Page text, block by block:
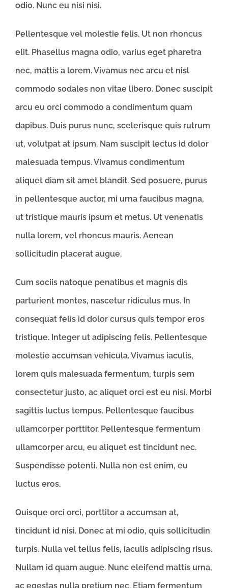
odio. Nunc eu nisi nisi.
Pellentesque vel molestie felis. Ut non rhoncus
elit. Phasellus magna odio, varius eget pharetra
nec, mattis a lorem. Vivamus nec arcu et nisl
commodo sodales non vitae libero. Donec suscipit
arcu eu orci commodo a condimentum quam
dapibus. Duis purus nunc, scelerisque quis rutrum
ut, volutpat at ipsum. Nam suscipit lectus id dolor
malesuada tempus. Vivamus condimentum
aliquet diam sit amet blandit. Sed posuere, purus
in pellentesque auctor, mi urna faucibus magna,
ut tristique mauris ipsum et metus. Ut venenatis
nulla lorem, vel rhoncus mauris. Aenean
sollicitudin placerat augue.
Cum sociis natoque penatibus et magnis dis
parturient montes, nascetur ridiculus mus. In
consequat felis id dolor cursus quis tempor eros
tristique. Integer ut adipiscing felis. Pellentesque
molestie accumsan vehicula. Vivamus iaculis,
lorem quis malesuada fermentum, turpis sem
consectetur justo, ac aliquet orci est eu nisi. Morbi
sagittis luctus tempus. Pellentesque faucibus
ullamcorper porttitor. Pellentesque fermentum
ullamcorper arcu, eu aliquet est tincidunt nec.
Suspendisse potenti. Nulla non est enim, eu
luctus eros.
Quisque orci orci, porttitor a accumsan at,
tincidunt id nisi. Donec at mi odio, quis sollicitudin
turpis. Nulla vel tellus felis, iaculis adipiscing risus.
Nullam id quam augue. Nunc eleifend mattis urna,
ac egestas nulla pretium nec. Etiam fermentum